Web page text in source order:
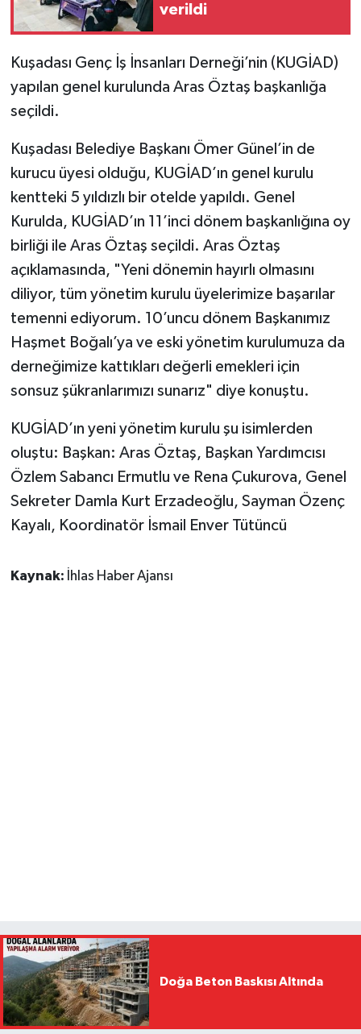
verildi
Kuşadası Genç İş İnsanları Derneği’nin (KUGİAD)
yapılan genel kurulunda Aras Öztaş başkanlığa
seçildi.
Kuşadası Belediye Başkanı Ömer Günel’in de
kurucu üyesi olduğu, KUGİAD’ın genel kurulu
kentteki 5 yıldızlı bir otelde yapıldı. Genel
Kurulda, KUGİAD’ın 11’inci dönem başkanlığına oy
birliği ile Aras Öztaş seçildi. Aras Öztaş
açıklamasında, "Yeni dönemin hayırlı olmasını
diliyor, tüm yönetim kurulu üyelerimize başarılar
temenni ediyorum. 10’uncu dönem Başkanımız
Haşmet Boğalı’ya ve eski yönetim kurulumuza da
derneğimize kattıkları değerli emekleri için
sonsuz şükranlarımızı sunarız" diye konuştu.
KUGİAD’ın yeni yönetim kurulu şu isimlerden
oluştu: Başkan: Aras Öztaş, Başkan Yardımcısı
Özlem Sabancı Ermutlu ve Rena Çukurova, Genel
Sekreter Damla Kurt Erzadeoğlu, Sayman Özenç
Kayalı, Koordinatör İsmail Enver Tütüncü
Kaynak: İhlas Haber Ajansı
Doğa Beton Baskısı Altında